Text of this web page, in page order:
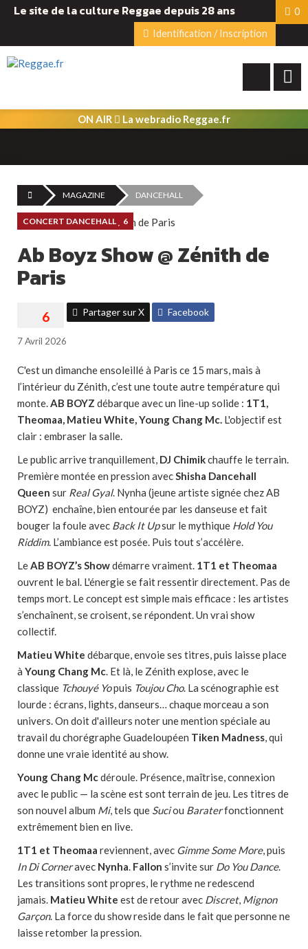
Le site de la culture Reggae depuis 28 ans
0
Identification / Inscription
ON AIR La webradio Reggae.fr
MAGAZINE DANCEHALL
CONCERT DANCEHALL 6
Ab Boyz Show @ Zénith de
Paris
Partager sur X Facebook
7 Avril 2026
C'est un dimanche ensoleillé à Paris ce 15 mars, mais à
l’intérieur du Zénith, c’est une toute autre température qui
monte.AB BOYZ débarque avec un line-up solide : 1T1,
Theomaa, Matieu White, Young Chang Mc. L'objectif est
clair : embraser la salle.
Le public arrive tranquillement, DJ Chimikchauffe le terrain.
Première montée en pression avecShisha Dancehall
Queen sur Real Gyal. Nynha (jeune artiste signée chez AB
BOYZ) enchaîne, bien entourée par les danseuse et fait
bouger la foule avec Back It Upsur le mythique Hold You
Riddim. L’ambiance est posée. Puis tout s’accélère.
LeAB BOYZ’s Showdémarre vraiment. 1T1 et Theomaa
ouvrent le bal. L'énergie se fait ressentir directement. Pas de
temps mort. Le concept est simple mais efficace : les artistes
s’enchaînent, se croisent, se répondent. Un vrai show
collectif.
Matieu White débarque, envoie ses titres, puis laisse place
à Young Chang Mc. Et là, le Zénith explose, avec le
classique Tchouyé Yopuis Toujou Cho. La scénographie est
lourde : écrans, lights, danseurs… chaque morceau a son
univers. On doit d'ailleurs noter une mention spéciale au
travail du chorégraphe Guadeloupéen Tiken Madness, qui
donne une vraie identité au show.
Young Chang Mcdéroule. Présence, maîtrise, connexion
avec le public — la scène est sont terrain de jeu. Les titres de
son nouvel album Mi, tels que Suciou Baraterfonctionnent
extrêmement bien en live.
1T1 et Theomaa reviennent, avec Gimme Some More, puis
In Di Corneravec Nynha. Fallon s’invite sur Do You Dance.
Les transitions sont propres, le rythme ne redescend
jamais. Matieu White est de retour avec Discret, Mignon
Garçon. La force du show reside dans le fait que personne ne
laisse retomber la pression.